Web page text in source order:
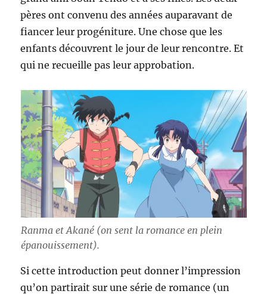
pères ont convenu des années auparavant de
fiancer leur progéniture. Une chose que les
enfants découvrent le jour de leur rencontre. Et
qui ne recueille pas leur approbation.
Ranma et Akané (on sent la romance en plein
épanouissement).
Si cette introduction peut donner l’impression
qu’on partirait sur une série de romance (un